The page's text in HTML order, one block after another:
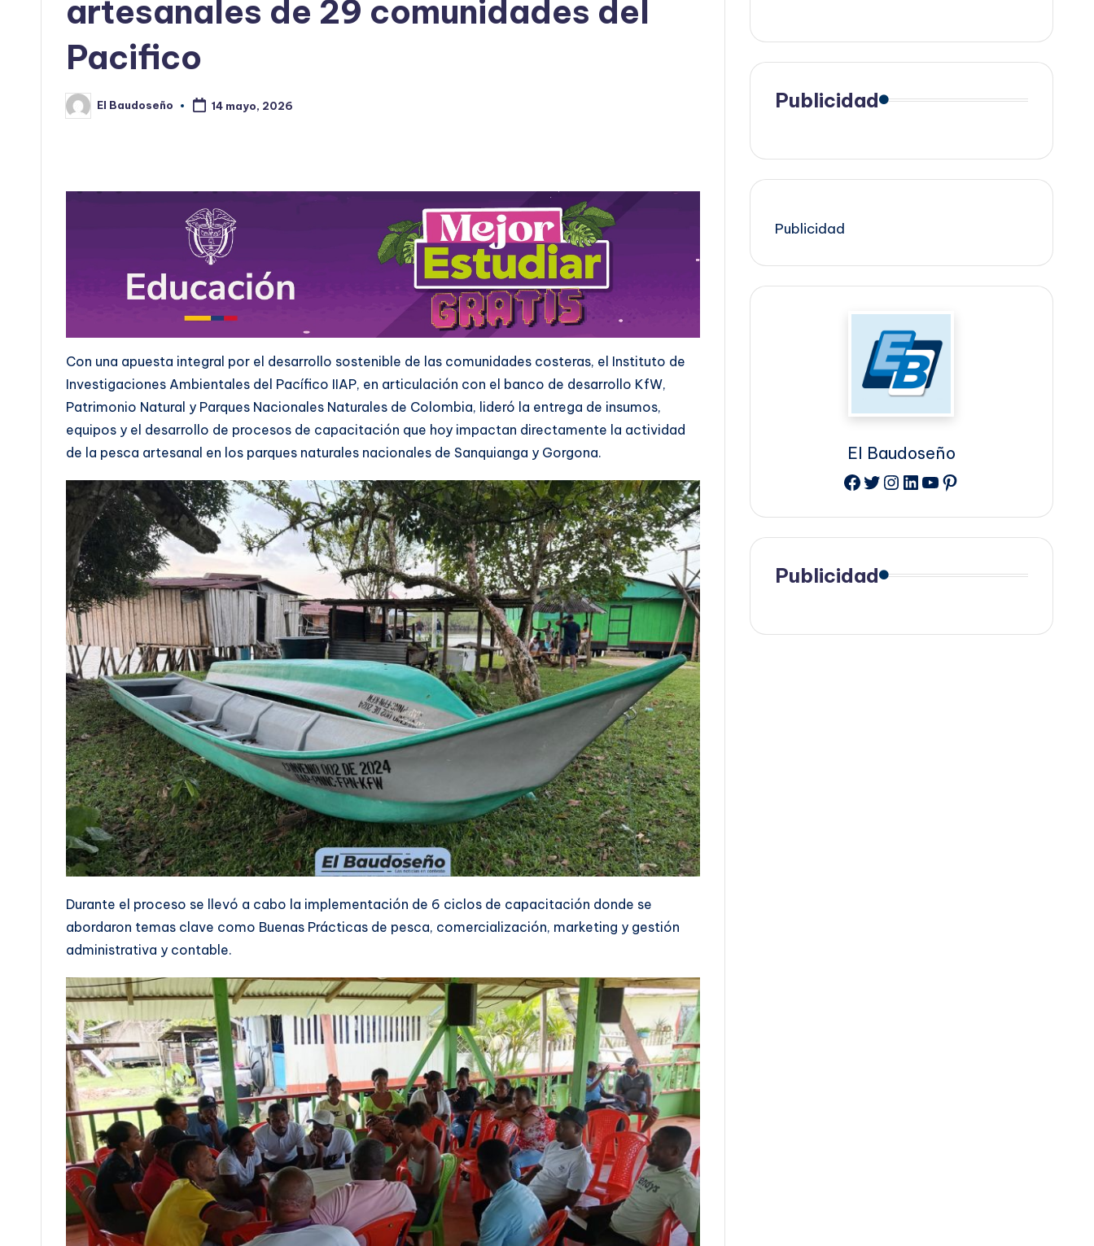
artesanales de 29 comunidades del
Pacifico
Publicado
por
El Baudoseño 14 mayo, 2026
Con una apuesta integral por el desarrollo sostenible de las comunidades costeras, el Instituto de
Investigaciones Ambientales del Pacífico IIAP, en articulación con el banco de desarrollo KfW,
Patrimonio Natural y Parques Nacionales Naturales de Colombia, lideró la entrega de insumos,
equipos y el desarrollo de procesos de capacitación que hoy impactan directamente la actividad
de la pesca artesanal en los parques naturales nacionales de Sanquianga y Gorgona.
Durante el proceso se llevó a cabo la implementación de 6 ciclos de capacitación donde se
abordaron temas clave como Buenas Prácticas de pesca, comercialización, marketing y gestión
administrativa y contable.
Publicidad
Publicidad
El Baudoseño
Facebook
Twitter
Instagram
LinkedIn
YouTube
Pinterest
Publicidad